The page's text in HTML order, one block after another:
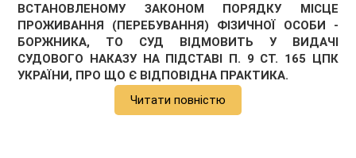
ВСТАНОВЛЕНОМУ ЗАКОНОМ ПОРЯДКУ МІСЦЕ
ПРОЖИВАННЯ (ПЕРЕБУВАННЯ) ФІЗИЧНОЇ ОСОБИ -
БОРЖНИКА, ТО СУД ВІДМОВИТЬ У ВИДАЧІ
СУДОВОГО НАКАЗУ НА ПІДСТАВІ П. 9 СТ. 165 ЦПК
УКРАЇНИ, ПРО ЩО Є ВІДПОВІДНА ПРАКТИКА.
Читати повністю